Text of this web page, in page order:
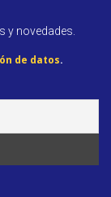
y novedades.
de datos.